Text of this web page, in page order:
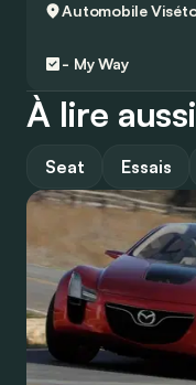
- My Way
À lire aussi
Seat Essais